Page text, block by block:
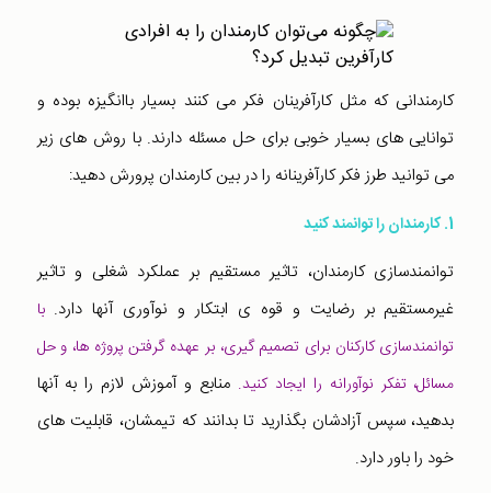
کارمندانی که مثل کارآفرینان فکر می کنند بسیار باانگیزه بوده و
توانایی های بسیار خوبی برای حل مسئله دارند. با روش های زیر
می توانید طرز فکر کارآفرینانه را در بین کارمندان پرورش دهید:
1. کارمندان را توانمند کنید
توانمندسازی کارمندان، تاثیر مستقیم بر عملکرد شغلی و تاثیر
غیرمستقیم بر رضایت و قوه ی ابتکار و نوآوری آنها دارد.با
توانمندسازی کارکنان برای تصمیم گیری، بر عهده گرفتن پروژه ها، و حل
مسائل، تفکر نوآورانه را ایجاد کنید. منابع و آموزش لازم را به آنها
بدهید، سپس آزادشان بگذارید تا بدانند که تیمشان، قابلیت های
خود را باور دارد.